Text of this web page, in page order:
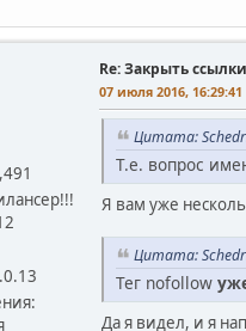
Re: Закрыть
07 июля 2016, 16:29:41
Цитата:
Т.е. вопрос
Я вам уже
Цитата:
Тег nofollow
Да я видел, и я